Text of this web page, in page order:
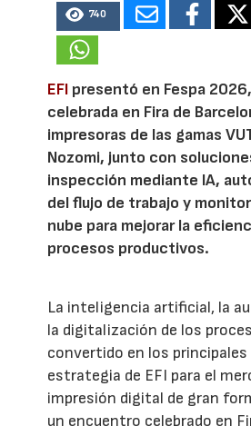
740
EFI presentó en Fespa
celebrada en Fira de
impresoras de las gamas
Nozomi, junto con
inspección mediante IA,
del flujo de trabajo y
nube para mejorar la
procesos productivos.
La inteligencia artificial, la
la digitalización de los
convertido en los principales
estrategia de EFI para el
impresión digital de gran
un encuentro celebrado en